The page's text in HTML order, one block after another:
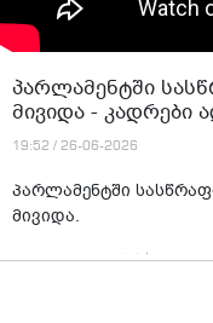
პარლამენტში
მივიდა - კადრები
19:52 / 26-06-2026
პარლამენტში
მივიდა.
პარლამენტის
ფიზიკური